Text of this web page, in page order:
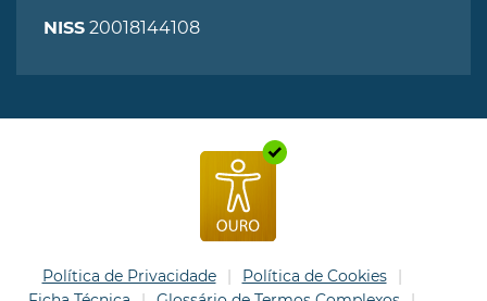
NISS 20018144108
Política de Privacidade
Política de Cookies